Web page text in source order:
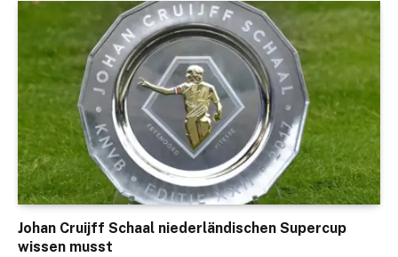
Johan Cruijff Schaal niederländischen Supercup
wissen musst